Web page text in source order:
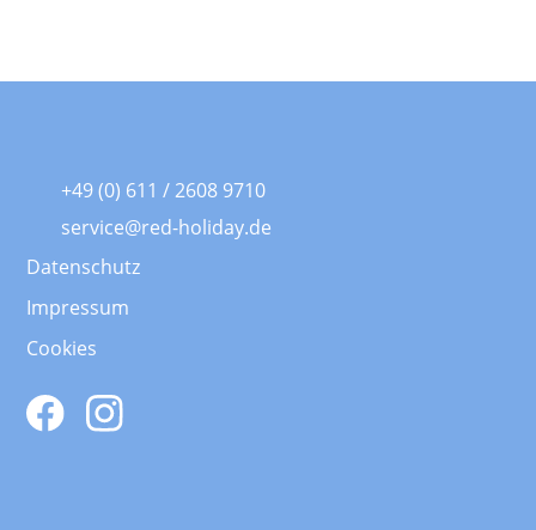
+49 (0) 611 / 2608 9710
service@red-holiday.de
Datenschutz
Impressum
Cookies